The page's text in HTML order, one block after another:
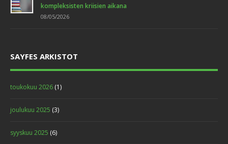
kompleksisten kriisien aikana
08/05/2026
SAYFES ARKISTOT
toukokuu 2026 (1)
joulukuu 2025 (3)
syyskuu 2025 (6)